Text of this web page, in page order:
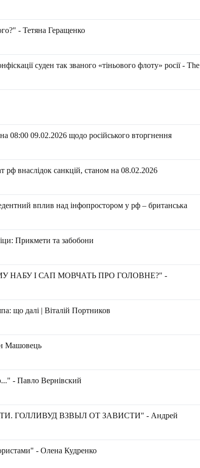
- Тетяна Геращенко
суден так званого «тіньового флоту» росії - The
08:00 09.02.2026 щодо російського вторгнення
рф внаслідок санкцій, станом на 08.02.2026​​
вплив над інфопростором у рф – британська
Прикмети та забобони
НАБУ І САП МОВЧАТЬ ПРО ГОЛОВНЕ?" -
що далі | Віталій Портников
Машовець
- Павло Вернівский
ГОЛЛИВУД ВЗВЫЛ ОТ ЗАВИСТИ" - Андрей
- Олена Кудренко